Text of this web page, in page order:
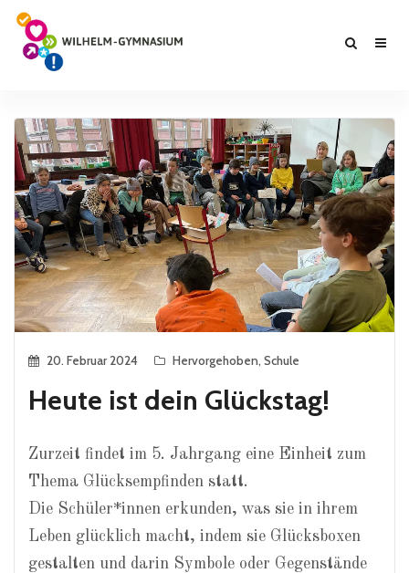
20. Februar 2024 Hervorgehoben, Schule
Heute ist dein Glückstag!
Zurzeit findet im 5. Jahrgang eine Einheit zum
Thema Glücksempfinden statt.
Die Schüler*innen erkunden, was sie in ihrem
Leben glücklich macht, indem sie Glücksboxen
gestalten und darin Symbole oder Gegenstände